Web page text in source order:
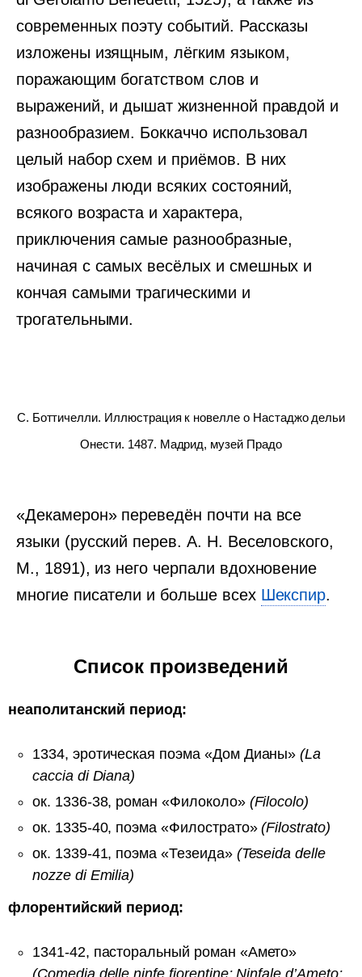
современных поэту событий. Рассказы
изложены изящным, лёгким языком,
поражающим богатством слов и
выражений, и дышат жизненной правдой и
разнообразием. Боккаччо использовал
целый набор схем и приёмов. В них
изображены люди всяких состояний,
всякого возраста и характера,
приключения самые разнообразные,
начиная с самых весёлых и смешных и
кончая самыми трагическими и
трогательными.
С. Боттичелли. Иллюстрация к новелле о Настаджо дельи
Онести. 1487. Мадрид, музей Прадо
«Декамерон» переведён почти на все
языки (русский перев. А. Н. Веселовского,
М., 1891), из него черпали вдохновение
многие писатели и больше всех Шекспир.
Список произведений
неаполитанский период:
1334, эротическая поэма «Дом Дианы»(La
caccia di Diana)
ок. 1336-38, роман «Филоколо» (Filocolo)
ок. 1335-40, поэма «Филострато»(Filostrato)
ок. 1339-41, поэма «Тезеида» (Teseida delle
nozze di Emilia)
флорентийский период:
1341-42, пасторальный роман «Амето»
(Comedia delle ninfe fiorentine; Ninfale d’Ameto;